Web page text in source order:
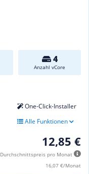
4
Anzahl vCore
One-Click-Installer
Alle Funktionen
12,85 €
Durchschnittspreis pro Monat
16,07 €/Monat